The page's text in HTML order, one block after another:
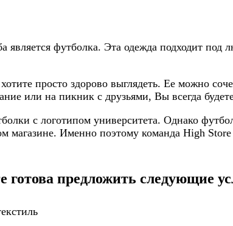
футболка. Эта одежда подходит
просто здорово выглядеть. Ее можно
или на пикник с друзьями, Вы всегда
с логотипом университета. Однако
магазине. Именно поэтому команда High
предложить следующие